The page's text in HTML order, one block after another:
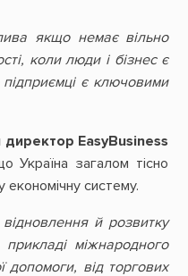
якщо немає вільно
коли люди і бізнес є
є ключовими
директор EasyBusiness
Україна загалом тісно
економічну систему.
й розвитку
міжнародного
допомоги, від торгових